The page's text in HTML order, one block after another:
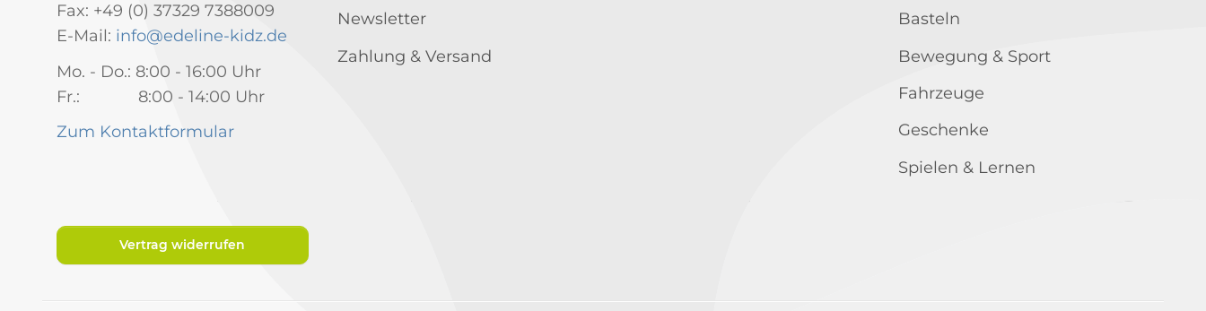
Fax: +49 (0) 37329 7388009
E-Mail: info@edeline-kidz.de
Mo. - Do.: 8:00 - 16:00 Uhr
Fr.: 8:00 - 14:00 Uhr
Zum Kontaktformular
Newsletter
Zahlung & Versand
Basteln
Bewegung & Sport
Fahrzeuge
Geschenke
Spielen & Lernen
Vertrag widerrufen